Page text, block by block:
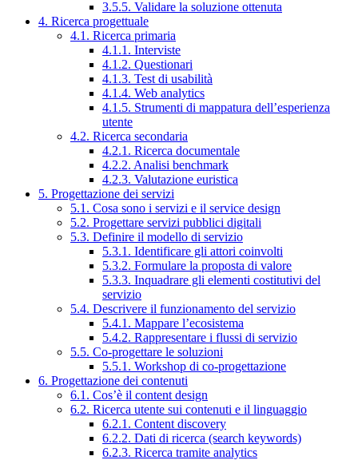
3.5.5. Validare la soluzione ottenuta
4. Ricerca progettuale
4.1. Ricerca primaria
4.1.1. Interviste
4.1.2. Questionari
4.1.3. Test di usabilità
4.1.4. Web analytics
4.1.5. Strumenti di mappatura dell’esperienza
utente
4.2. Ricerca secondaria
4.2.1. Ricerca documentale
4.2.2. Analisi benchmark
4.2.3. Valutazione euristica
5. Progettazione dei servizi
5.1. Cosa sono i servizi e il service design
5.2. Progettare servizi pubblici digitali
5.3. Definire il modello di servizio
5.3.1. Identificare gli attori coinvolti
5.3.2. Formulare la proposta di valore
5.3.3. Inquadrare gli elementi costitutivi del
servizio
5.4. Descrivere il funzionamento del servizio
5.4.1. Mappare l’ecosistema
5.4.2. Rappresentare i flussi di servizio
5.5. Co-progettare le soluzioni
5.5.1. Workshop di co-progettazione
6. Progettazione dei contenuti
6.1. Cos’è il content design
6.2. Ricerca utente sui contenuti e il linguaggio
6.2.1. Content discovery
6.2.2. Dati di ricerca (search keywords)
6.2.3. Ricerca tramite analytics